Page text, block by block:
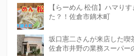
【らーめん 松信】ハマり
た？！佐倉市鏑木町
坂口憲二さんが来店した喫
佐倉市井野の業務スーパー